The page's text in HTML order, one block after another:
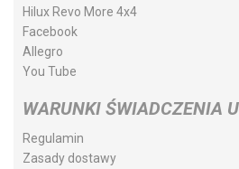
Hilux Revo More 4x4
Facebook
Allegro
You Tube
WARUNKI ŚWIADCZENIA
Regulamin
Zasady dostawy